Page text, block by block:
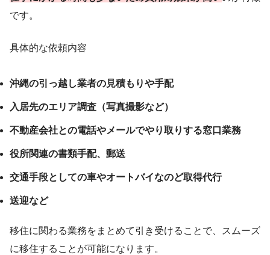
です。
具体的な依頼内容
沖縄の引っ越し業者の見積もりや手配
入居先のエリア調査（写真撮影など）
不動産会社との電話やメールでやり取りする窓口業務
役所関連の書類手配、郵送
交通手段としての車やオートバイなのど取得代行
送迎など
移住に関わる業務をまとめて引き受けることで、スムーズ
に移住することが可能になります。